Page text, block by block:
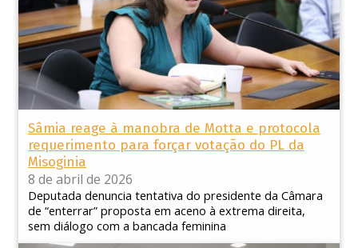
Sâmia reage à manobra de Motta e protocola
requerimento para forçar votação do PL da
Misoginia
8 de abril de 2026
Deputada denuncia tentativa do presidente da Câmara
de “enterrar” proposta em aceno à extrema direita,
sem diálogo com a bancada feminina